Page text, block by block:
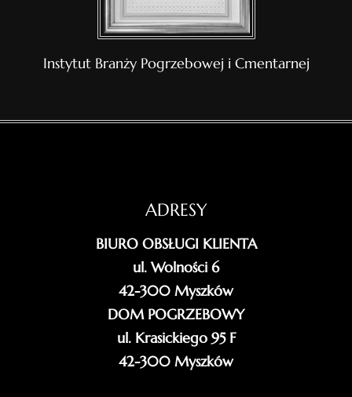
Instytut Branży Pogrzebowej i Cmentarnej
ADRESY
BIURO OBSŁUGI KLIENTA
ul. Wolności 6
42-300 Myszków
DOM POGRZEBOWY
ul. Krasickiego 95 F
42-300 Myszków